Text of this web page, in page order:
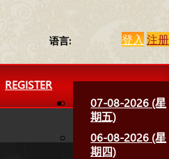
语言: 登入注册
REGISTER
07-08-2026 (星
期五)
06-08-2026 (星
期四)